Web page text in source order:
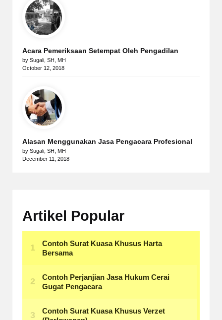
Acara Pemeriksaan Setempat Oleh Pengadilan
by Sugali, SH, MH
October 12, 2018
Alasan Menggunakan Jasa Pengacara Profesional
by Sugali, SH, MH
December 11, 2018
Artikel Popular